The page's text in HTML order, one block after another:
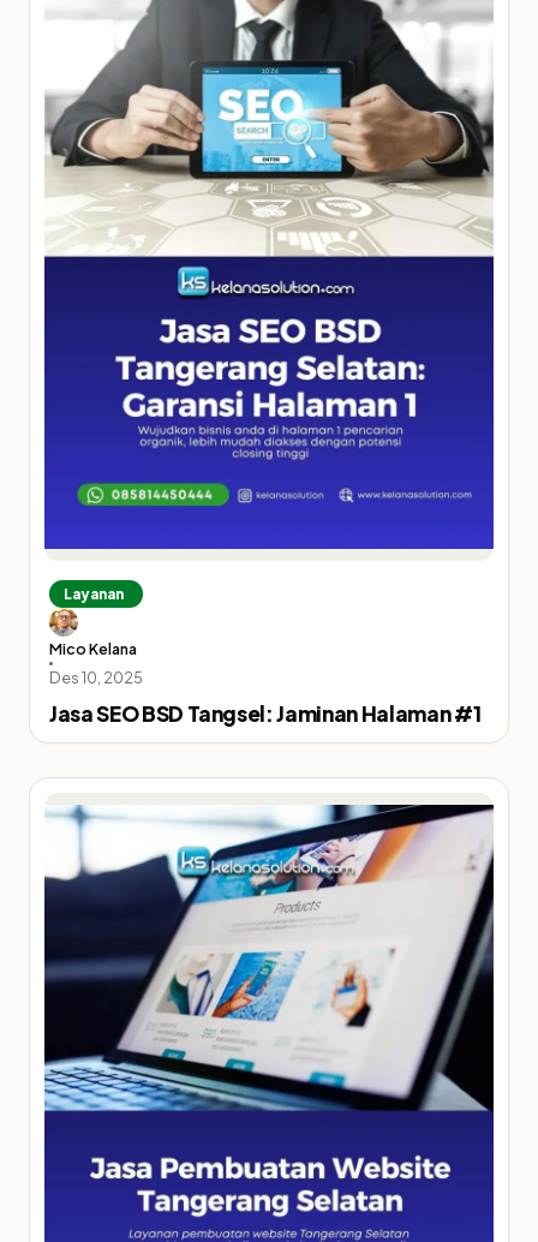
Layanan
Mico Kelana
Des 10, 2025
Jasa SEO BSD Tangsel: Jaminan Halaman #1